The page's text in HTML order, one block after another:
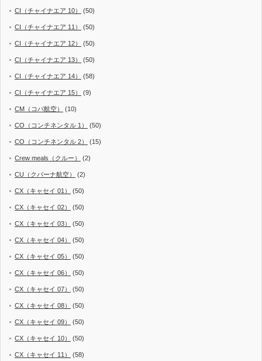
CI（チャイナエア 10） (50)
CI（チャイナエア 11） (50)
CI（チャイナエア 12） (50)
CI（チャイナエア 13） (50)
CI（チャイナエア 14） (58)
CI（チャイナエア 15） (9)
CM（コパ航空） (10)
CO（コンチネンタル 1） (50)
CO（コンチネンタル 2） (15)
Crew meals（クルー） (2)
CU（クバーナ航空） (2)
CX（キャセイ 01） (50)
CX（キャセイ 02） (50)
CX（キャセイ 03） (50)
CX（キャセイ 04） (50)
CX（キャセイ 05） (50)
CX（キャセイ 06） (50)
CX（キャセイ 07） (50)
CX（キャセイ 08） (50)
CX（キャセイ 09） (50)
CX（キャセイ 10） (50)
CX（キャセイ 11） (58)